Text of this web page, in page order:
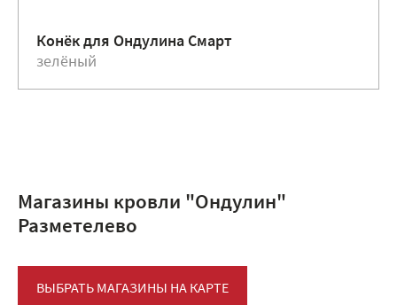
Конёк для Ондулина Смарт
зелёный
Магазины кровли "Ондулин"
Разметелево
ВЫБРАТЬ МАГАЗИНЫ НА КАРТЕ